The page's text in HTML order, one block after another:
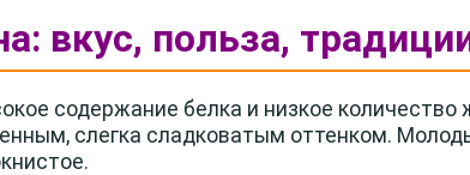
вкус, польза,
содержание белка и низкое количество
слегка сладковатым оттенком.